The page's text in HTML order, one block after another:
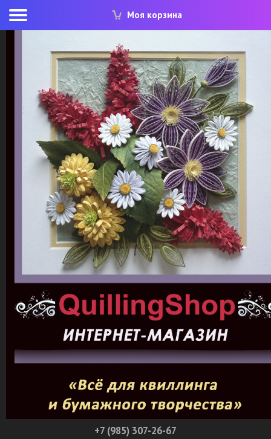
Моя корзина
+7 (985) 307-26-67